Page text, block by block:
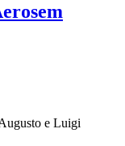
e Luigi​